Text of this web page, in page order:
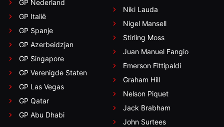
GP Nederland
GP Italië
GP Spanje
GP Azerbeidzjan
GP Singapore
GP Verenigde Staten
GP Las Vegas
GP Qatar
GP Abu Dhabi
Niki Lauda
Nigel Mansell
Stirling Moss
Juan Manuel Fangio
Emerson Fittipaldi
Graham Hill
Nelson Piquet
Jack Brabham
John Surtees